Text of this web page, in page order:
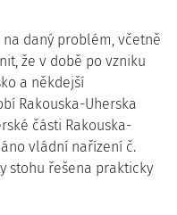
daný problém, včetně
že v době po vzniku
a někdejší
Rakouska-Uherska
části Rakouska-
vládní nařízení č.
stohu řešena prakticky